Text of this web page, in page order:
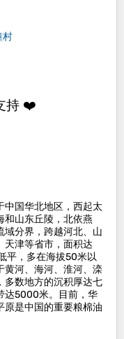
村
持 ❤️
中国华北地区，西起太
和山东丘陵，北依燕
域分界，跨越河北、山
天津等省市，面积达
平，多在海拔50米以
黄河、海河、淮河、滦
多数地方的沉积厚达七
达5000米。目前，华
原是中国的重要粮棉油